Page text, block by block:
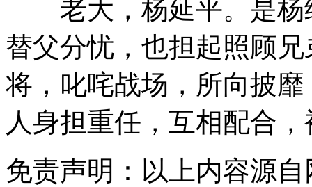
老大，杨延平。是杨
替父分忧，也担起照顾
将，叱咤战场，所向披
人身担重任，互相配合
免责声明：以上内容源